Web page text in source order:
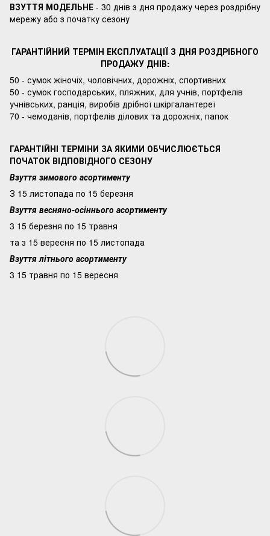
ВЗУТТЯ МОДЕЛЬНЕ - 30 днів з дня продажу через роздрібну
мережу або з початку сезону
ГАРАНТІЙНИЙ ТЕРМІН ЕКСПЛУАТАЦІЇ З ДНЯ РОЗДРІБНОГО
ПРОДАЖУ ДНІВ:
50 - сумок жіночіх, чоловічних, дорожніх, спортивних
50 - сумок господарських, пляжних, для учнів, портфелів
учнівських, ранція, виробів дрібної шкіргалантереї
70 - чемоданів, портфелів ділових та дорожніх, папок
ГАРАНТІЙНІ ТЕРМІНИ ЗА ЯКИМИ ОБЧИСЛЮЄТЬСЯ
ПОЧАТОК ВІДПОВІДНОГО СЕЗОНУ
Взуття зимового асортименту
З 15 листопада по 15 березня
Взуття весняно-осіннього асортименту
3 15 березня по 15 травня
та з 15 вересня по 15 листопада
Взуття літнього асортименту
3 15 травня по 15 вересня